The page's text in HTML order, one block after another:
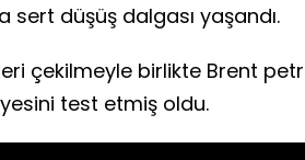
sert düşüş dalgası yaşandı.
çekilmeyle birlikte Brent
test etmiş oldu.